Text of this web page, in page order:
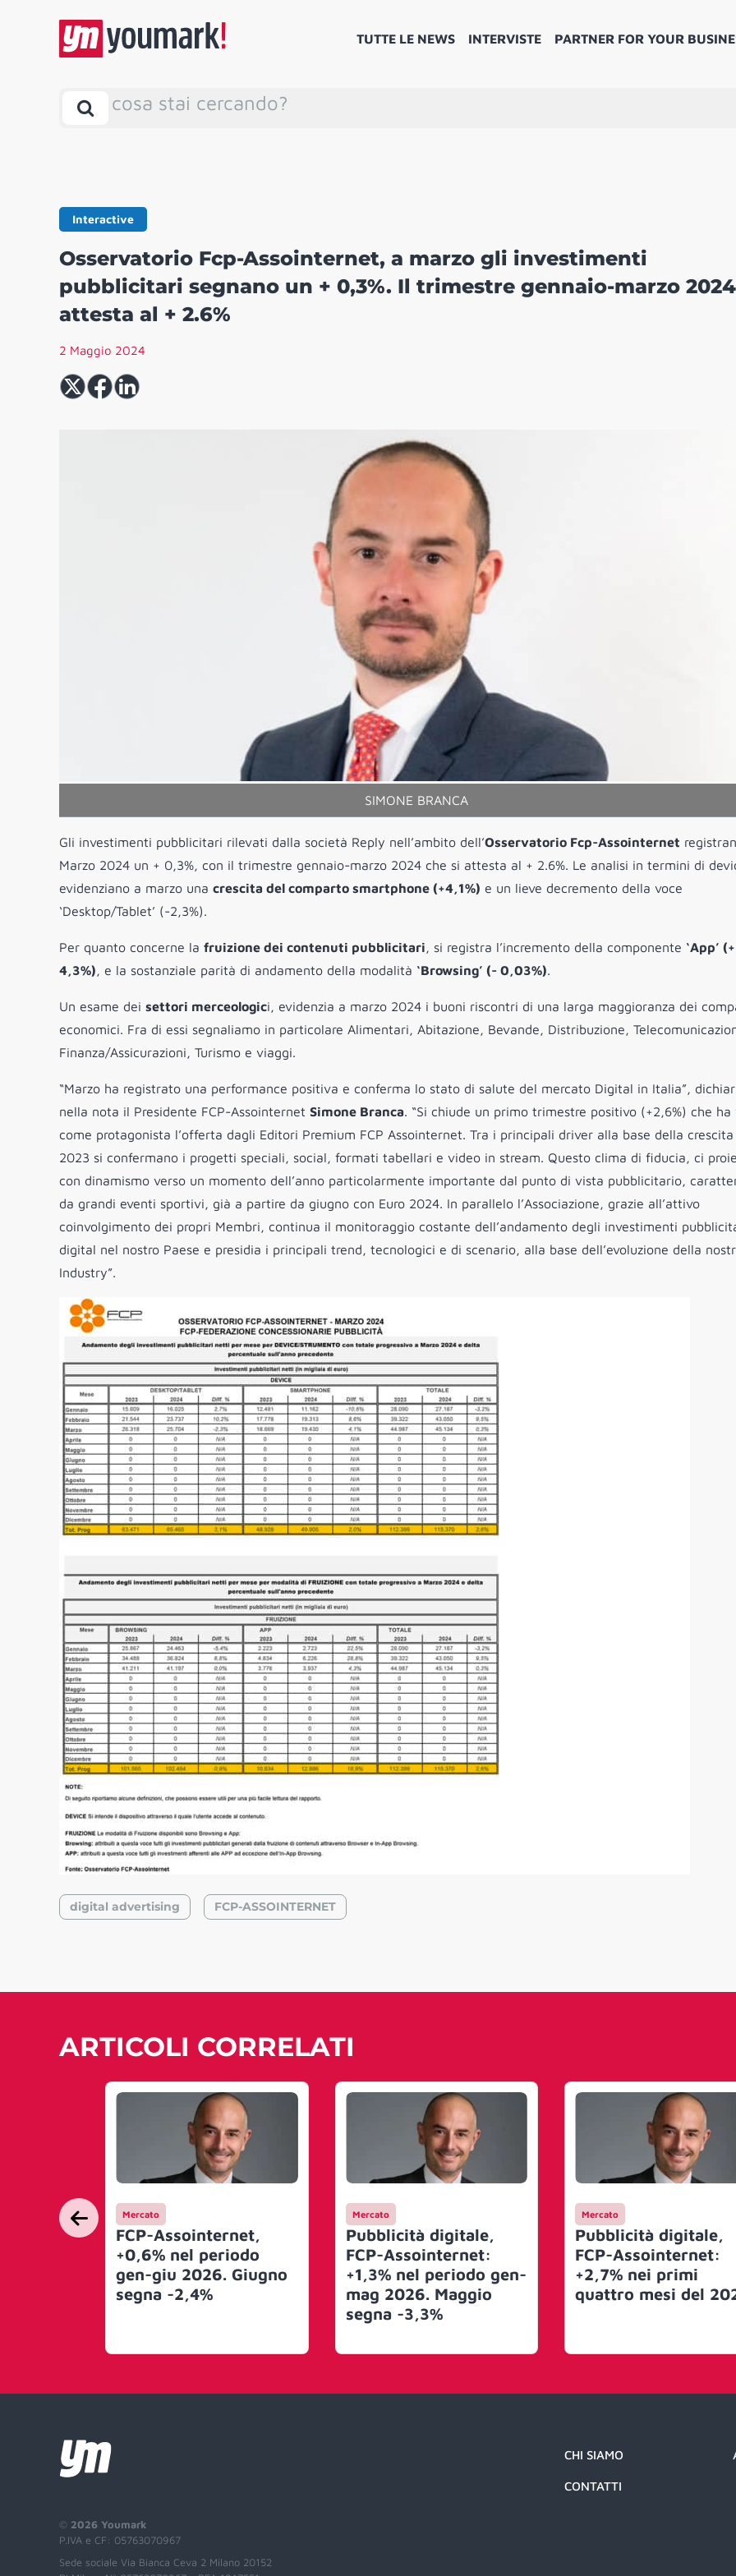
TUTTE LE NEWS INTERVISTE PARTNER FOR YOUR
cosa stai cercando?
Interactive
Osservatorio Fcp-Assointernet, a marzo gli investimenti
pubblicitari segnano un + 0,3%. Il trimestre gennaio-marzo
attesta al + 2.6%
2 Maggio 2024
SIMONE BRANCA
Gli investimenti pubblicitari rilevati dalla società Reply nell’ambito dell’Osservatorio Fcp-Assointernet
Marzo 2024 un + 0,3%, con il trimestre gennaio-marzo 2024 che si attesta al + 2.6%. Le analisi in termini di
evidenziano a marzo una crescita del comparto smartphone (+4,1%) e un lieve decremento della voce
‘Desktop/Tablet’ (-2,3%).
Per quanto concerne la fruizione dei contenuti pubblicitari, si registra l’incremento della componente ‘App’ (+
4,3%), e la sostanziale parità di andamento della modalità ‘Browsing’ (- 0,03%).
Un esame dei settori merceologici, evidenzia a marzo 2024 i buoni riscontri di una larga maggioranza dei
economici. Fra di essi segnaliamo in particolare Alimentari, Abitazione, Bevande, Distribuzione,
Finanza/Assicurazioni, Turismo e viaggi.
“Marzo ha registrato una performance positiva e conferma lo stato di salute del mercato Digital in Italia”,
nella nota il Presidente FCP-Assointernet Simone Branca. “Si chiude un primo trimestre positivo (+2,6%) che ha
come protagonista l’offerta dagli Editori Premium FCP Assointernet. Tra i principali driver alla base della crescita
2023 si confermano i progetti speciali, social, formati tabellari e video in stream. Questo clima di fiducia, ci
con dinamismo verso un momento dell’anno particolarmente importante dal punto di vista pubblicitario,
da grandi eventi sportivi, già a partire da giugno con Euro 2024. In parallelo l’Associazione, grazie all’attivo
coinvolgimento dei propri Membri, continua il monitoraggio costante dell’andamento degli investimenti
digital nel nostro Paese e presidia i principali trend, tecnologici e di scenario, alla base dell’evoluzione della
Industry”.
digital advertising FCP-ASSOINTERNET
ARTICOLI CORRELATI
Mercato
FCP-Assointernet,
+0,6% nel periodo
gen-giu 2026. Giugno
segna -2,4%
Mercato
Pubblicità digitale,
FCP-Assointernet:
+1,3% nel periodo gen-
mag 2026. Maggio
segna -3,3%
Mercato
Pubblicità digitale,
FCP-Assointernet:
+2,7% nei primi
quattro mesi del
© 2026 Youmark
P.IVA e CF: 05763070967
Sede sociale Via Bianca Ceva 2 Milano 20152
CHI SIAMO
CONTATTI